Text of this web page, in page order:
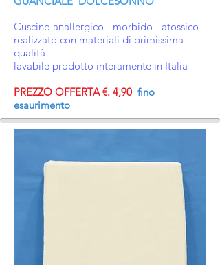
Cuscino anallergico - morbido - atossico
realizzato con materiali di primissima
qualità
lavabile prodotto interamente in Italia
PREZZO OFFERTA €. 4,90 fino
esaurimento